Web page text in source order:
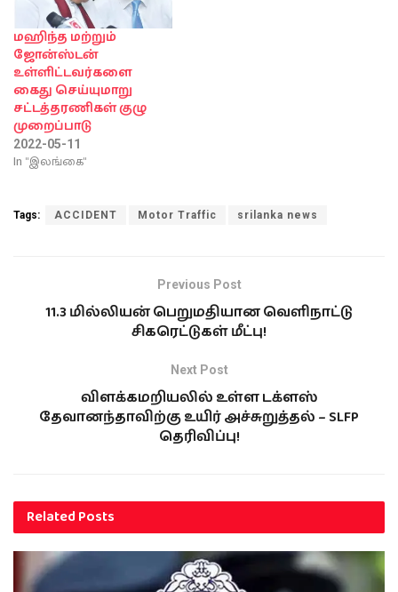
மஹிந்த மற்றும்
ஜோன்ஸ்டன்
உள்ளிட்டவர்களை
கைது செய்யுமாறு
சட்டத்தரணிகள் குழு
முறைப்பாடு
2022-05-11
In "இலங்கை"
Tags: ACCIDENT Motor Traffic srilanka news
Previous Post
11.3 மில்லியன் பெறுமதியான வெளிநாட்டு
சிகரெட்டுகள் மீட்பு!
Next Post
விளக்கமறியலில் உள்ள டக்ளஸ்
தேவானந்தாவிற்கு உயிர் அச்சுறுத்தல் – SLFP
தெரிவிப்பு!
RelatedPosts